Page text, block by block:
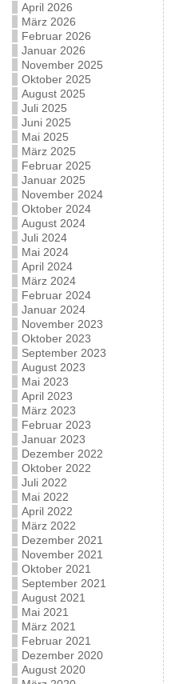
April 2026
März 2026
Februar 2026
Januar 2026
November 2025
Oktober 2025
August 2025
Juli 2025
Juni 2025
Mai 2025
März 2025
Februar 2025
Januar 2025
November 2024
Oktober 2024
August 2024
Juli 2024
Mai 2024
April 2024
März 2024
Februar 2024
Januar 2024
November 2023
Oktober 2023
September 2023
August 2023
Mai 2023
April 2023
März 2023
Februar 2023
Januar 2023
Dezember 2022
Oktober 2022
Juli 2022
Mai 2022
April 2022
März 2022
Dezember 2021
November 2021
Oktober 2021
September 2021
August 2021
Mai 2021
März 2021
Februar 2021
Dezember 2020
August 2020